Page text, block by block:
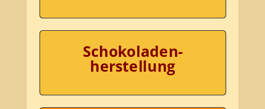
Schokoladen-
herstellung